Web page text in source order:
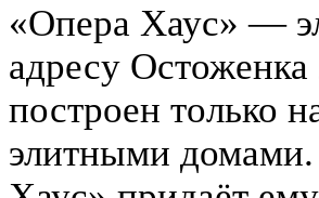
«Опера Хаус» —
адресу
построен только
элитными